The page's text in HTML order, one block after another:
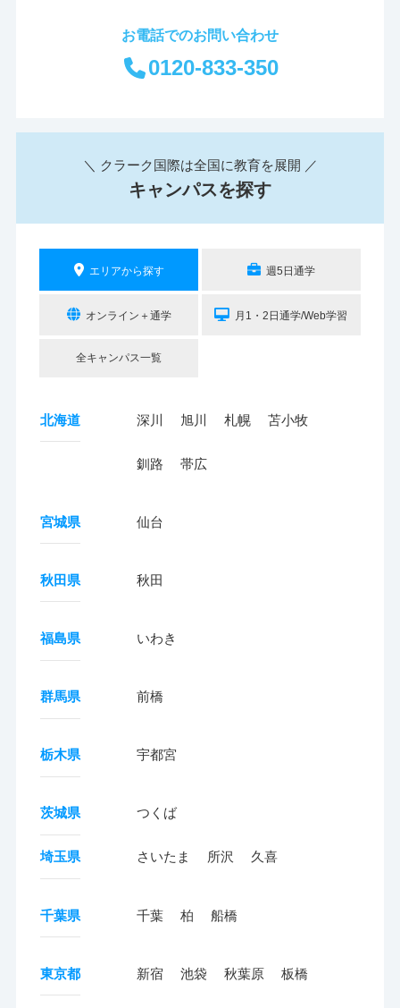
お電話でのお問い合わせ
0120-833-350
＼ クラーク国際は全国に教育を展開 ／
キャンパスを探す
エリアから探す 週5日通学
オンライン＋通学 月1・2日通学/Web学習
全キャンパス一覧
北海道 深川 旭川 札幌 苫小牧
釧路 帯広
宮城県 仙台
秋田県 秋田
福島県 いわき
群馬県 前橋
栃木県 宇都宮
茨城県 つくば
埼玉県 さいたま 所沢 久喜
千葉県 千葉 柏 船橋
東京都 新宿 池袋 秋葉原 板橋